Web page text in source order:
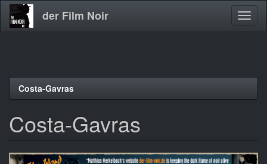
Direkt
der Film Noir
Costa-Gavras
Costa-Gavras